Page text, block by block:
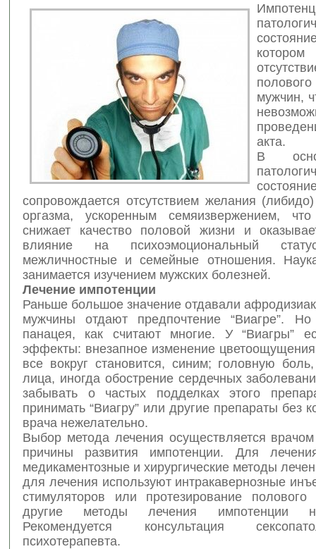
мужчин,
акта.
В
сопровождается отсутствием желания
оргазма, ускоренным семяизвержением, что
снижает качество половой жизни и
влияние на психоэмоциональный
межличностные и семейные отношения.
занимается изучением мужских болезней.
Лечение импотенции
Раньше большое значение отдавали
мужчины отдают предпочтение “Виагре”.
панацея, как считают многие. У “Виагры”
эффекты: внезапное изменение
все вокруг становится, синим; головную
лица, иногда обострение сердечных
забывать о частых подделках этого
принимать “Виагру” или другие препараты без
врача нежелательно.
Выбор метода лечения осуществляется
причины развития импотенции. Для
медикаментозные и хирургические методы
для лечения используют интракавернозные
стимуляторов или протезирование полового
другие методы лечения импотенции
Рекомендуется консультация
психотерапевта.